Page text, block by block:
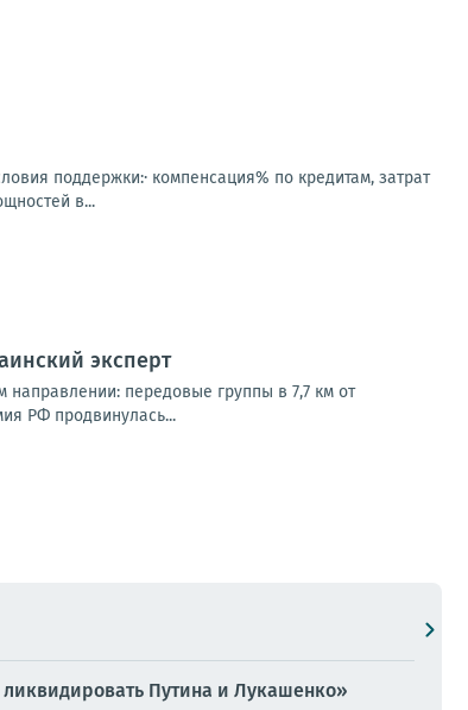
поддержки:· компенсация% по кредитам, затрат
в...
эксперт
передовые группы в 7,7 км от
РФ продвинулась...
ликвидировать Путина и Лукашенко»